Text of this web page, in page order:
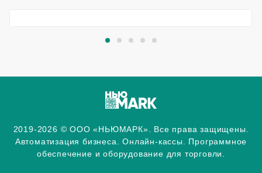
2019-2026 © ООО «НЬЮМАРК». Все права защищены.
Автоматизация бизнеса. Онлайн-кассы. Программное
обеспечение и оборудование для торговли.